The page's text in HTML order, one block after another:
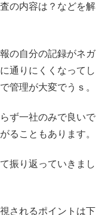
の内容は？などを解
の自分の記録がネガ
通りにくくなってし
管理が大変でうｓ。
ず一社のみで良いで
ることもあります。
振り返っていきまし
されるポイントは下